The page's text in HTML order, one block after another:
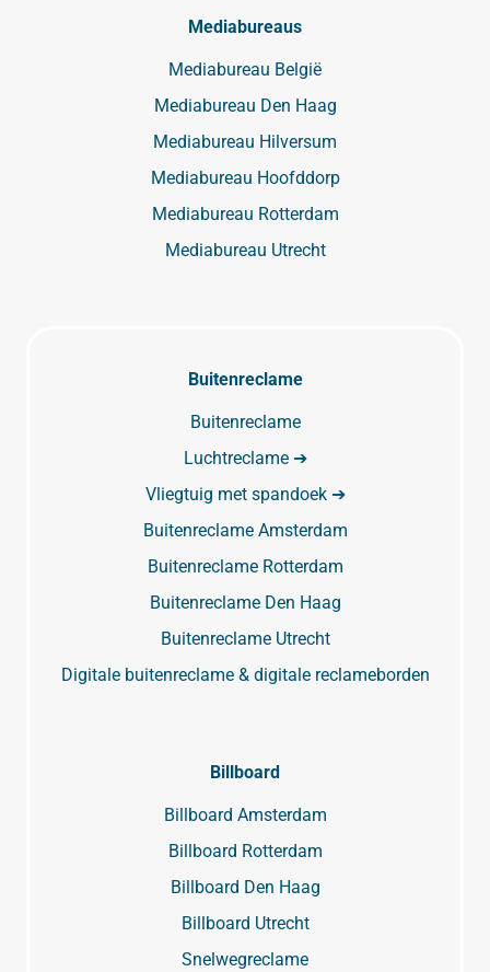
Mediabureaus
Mediabureau België
Mediabureau Den Haag
Mediabureau Hilversum
Mediabureau Hoofddorp
Mediabureau Rotterdam
Mediabureau Utrecht
Buitenreclame
Buitenreclame
Luchtreclame ➔
Vliegtuig met spandoek ➔
Buitenreclame Amsterdam
Buitenreclame Rotterdam
Buitenreclame Den Haag
Buitenreclame Utrecht
Digitale buitenreclame & digitale reclameborden
Billboard
Billboard Amsterdam
Billboard Rotterdam
Billboard Den Haag
Billboard Utrecht
Snelwegreclame